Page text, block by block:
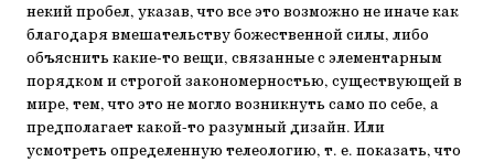
некий пробел, указав, что все это возможно не иначе как
благодаря вмешательству божественной силы, либо
объяснить какие-то вещи, связанные с элементарным
порядком и строгой закономерностью, существующей в
мире, тем, что это не могло возникнуть само по себе, а
предполагает какой-то разумный дизайн. Или
усмотреть определенную телеологию, т. е. показать, что